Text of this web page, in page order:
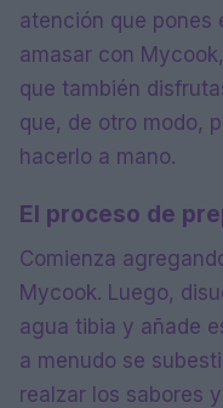
atención que pones
amasar con
que también
que, de otro modo,
hacerlo a mano.
El proceso de
Comienza
Mycook. Luego,
agua tibia y añade
a menudo se
realzar los sabores